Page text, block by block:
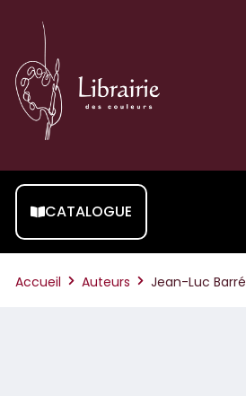
CATALOGUE
Accueil Auteurs Jean-Luc Barré